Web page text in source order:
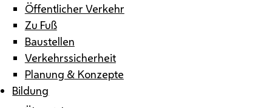
Öffentlicher Verkehr
Zu Fuß
Baustellen
Verkehrssicherheit
Planung & Konzepte
Bildung